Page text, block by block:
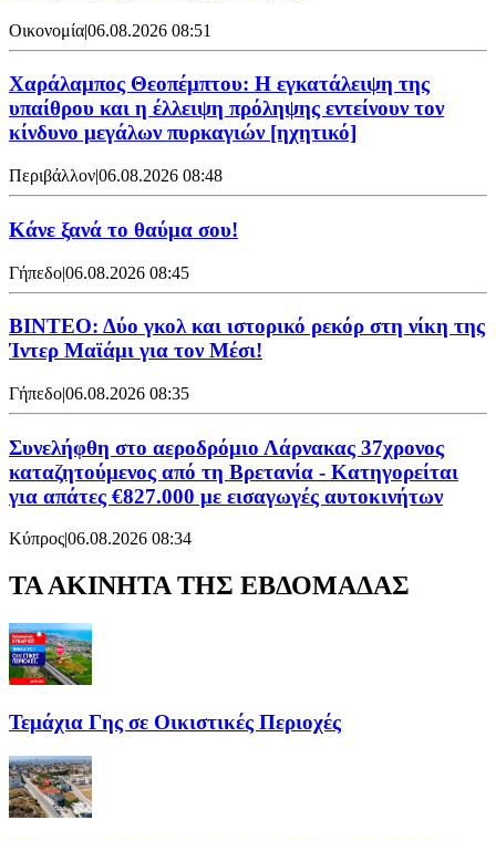
Οικονομία|06.08.2026 08:51
Χαράλαμπος Θεοπέμπτου: Η εγκατάλειψη της
υπαίθρου και η έλλειψη πρόληψης εντείνουν τον
κίνδυνο μεγάλων πυρκαγιών [ηχητικό]
Περιβάλλον|06.08.2026 08:48
Κάνε ξανά το θαύμα σου!
Γήπεδο|06.08.2026 08:45
ΒΙΝΤΕΟ: Δύο γκολ και ιστορικό ρεκόρ στη νίκη της
Ίντερ Μαϊάμι για τον Μέσι!
Γήπεδο|06.08.2026 08:35
Συνελήφθη στο αεροδρόμιο Λάρνακας 37χρονος
καταζητούμενος από τη Βρετανία - Κατηγορείται
για απάτες €827.000 με εισαγωγές αυτοκινήτων
Κύπρος|06.08.2026 08:34
ΤΑ ΑΚΙΝΗΤΑ ΤΗΣ ΕΒΔΟΜΑΔΑΣ
Τεμάχια Γης σε Οικιστικές Περιοχές